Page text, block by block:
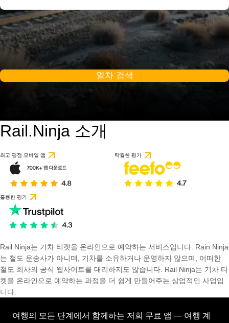
열차 검색
Rail.Ninja 소개
최고 평점 모바일 앱 탁월한 평가
훌륭한 평가
Rail Ninja는 기차 티켓을 온라인으로 예약하는 서비스입니다. Rain Ninja
는 철도 운송사가 아니며, 기차를 소유하거나 운영하지 않으며, 어떠한
철도 회사의 공식 웹사이트를 대리하지도 않습니다. Rail Ninja는 기차 티
켓을 온라인으로 예약하는 과정을 더 쉽게 만들어주는 상업적인 사업입
니다.
여행의 모든 단계에서 함께하는 저희 무료 앱 — 여행 계